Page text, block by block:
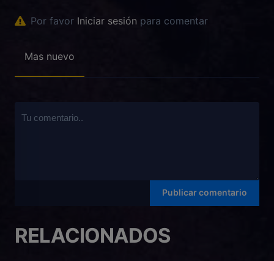
Por favor Iniciar sesión para comentar
Mas nuevo
RELACIONADOS